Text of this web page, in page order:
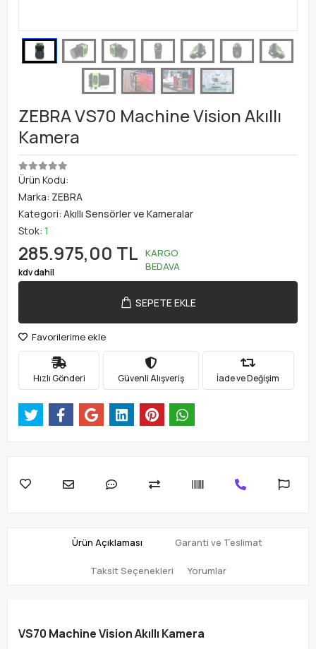
ZEBRA VS70 Machine Vision Akıllı
Kamera
Ürün Kodu:
Marka: ZEBRA
Kategori: Akıllı Sensörler ve Kameralar
Stok: 1
285.975,00 TL
kdv dahil
KARGO
BEDAVA
SEPETE EKLE
Favorilerime ekle
Hızlı Gönderi Güvenli Alışveriş İade ve Değişim
Ürün Açıklaması Garanti ve Teslimat
Taksit Seçenekleri Yorumlar
VS70 Machine Vision Akıllı Kamera